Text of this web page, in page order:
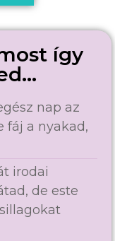
így
nap az
fáj a nyakad,
irodai
de este